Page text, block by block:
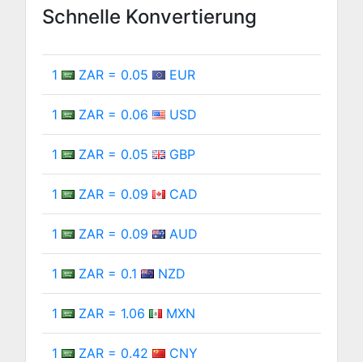
Schnelle Konvertierung
1 ZAR = 0.05 EUR
1 ZAR = 0.06 USD
1 ZAR = 0.05 GBP
1 ZAR = 0.09 CAD
1 ZAR = 0.09 AUD
1 ZAR = 0.1 NZD
1 ZAR = 1.06 MXN
1 ZAR = 0.42 CNY